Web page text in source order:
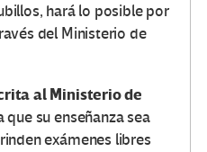
hará lo posible por
del Ministerio de
al Ministerio de
que su enseñanza sea
exámenes libres